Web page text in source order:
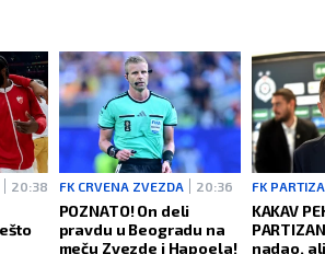
20:38 FK CRVENA ZVEZDA 20:36
POZNATO! On deli
pravdu u Beogradu na
meču Zvezde i Hapoela!
FK
KAKAV
nadao,
Planete vam
podršku da se
s osobom koju
preko posla.
pun strasti.
Zubobolja.
sebe.
LJUBAV:
poglavlje
planu, i
nekim